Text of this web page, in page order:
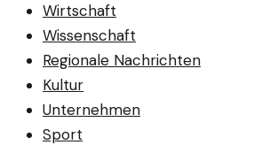
Wirtschaft
Wissenschaft
Regionale Nachrichten
Kultur
Unternehmen
Sport